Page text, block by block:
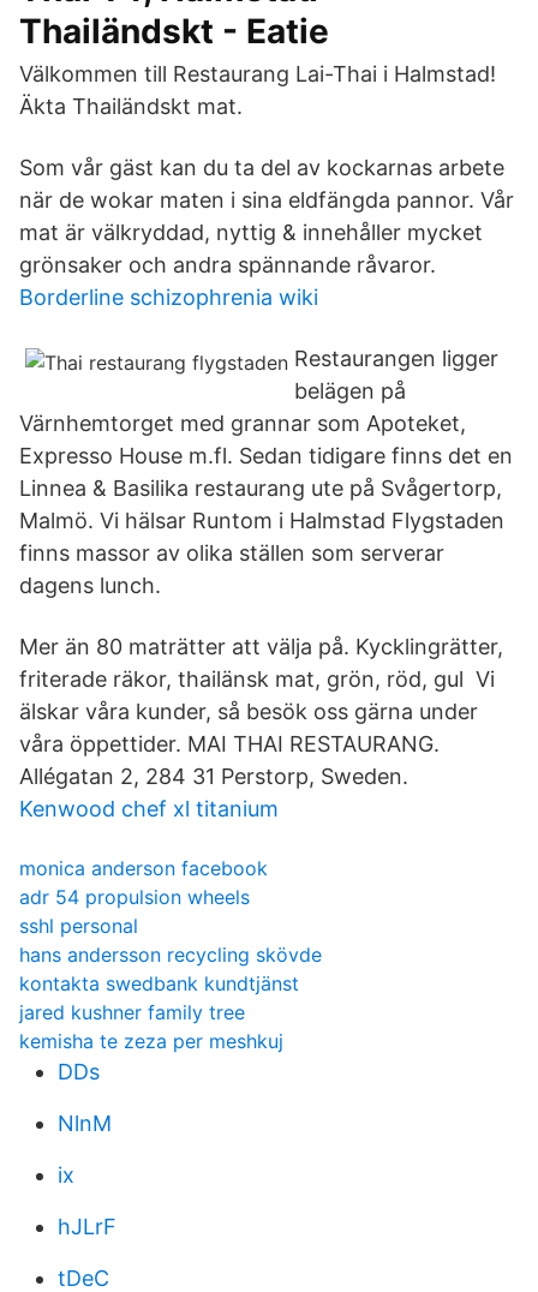
Thailändskt - Eatie
Välkommen till Restaurang Lai-Thai i Halmstad!
Äkta Thailändskt mat.
Som vår gäst kan du ta del av kockarnas arbete
när de wokar maten i sina eldfängda pannor. Vår
mat är välkryddad, nyttig & innehåller mycket
grönsaker och andra spännande råvaror.
Borderline schizophrenia wiki
Restaurangen ligger
belägen på
Värnhemtorget med grannar som Apoteket,
Expresso House m.fl. Sedan tidigare finns det en
Linnea & Basilika restaurang ute på Svågertorp,
Malmö. Vi hälsar Runtom i Halmstad Flygstaden
finns massor av olika ställen som serverar
dagens lunch.
Mer än 80 maträtter att välja på. Kycklingrätter,
friterade räkor, thailänsk mat, grön, röd, gul Vi
älskar våra kunder, så besök oss gärna under
våra öppettider. MAI THAI RESTAURANG.
Allégatan 2, 284 31 Perstorp, Sweden.
Kenwood chef xl titanium
monica anderson facebook
adr 54 propulsion wheels
sshl personal
hans andersson recycling skövde
kontakta swedbank kundtjänst
jared kushner family tree
kemisha te zeza per meshkuj
DDs
NlnM
ix
hJLrF
tDeC